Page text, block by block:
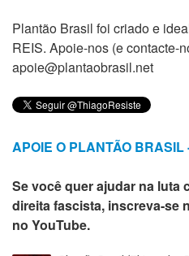
Plantão Brasil foi criado e
REIS. Apoie-nos (e contacte-
apoie@plantaobrasil.net
APOIE O PLANTÃO
Se você quer ajudar na luta
direita fascista, inscreva-se
no YouTube.